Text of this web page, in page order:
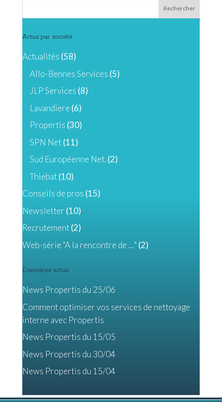
Actus par société
Actualités (58)
Allo-Bennes Services (5)
JLP Services (8)
Lavandiere (6)
Propertis (30)
SPN Net(11)
Sud Européenne Net.(2)
Thiebat(10)
Conseils de pros (15)
Newsletter (10)
Recrutement(2)
Web-série "A la rencontre de …" (2)
Dernières actus
News Propertis du 25/06
Comment optimiser vos services de nettoyage
interne avec Propertis
News Propertis du 15/05
News Propertis du 30/04
News Propertis du 15/04